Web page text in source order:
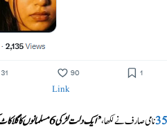
Link
نامی صارف نے لکھا، ’
’ایک دلت لڑکی 6